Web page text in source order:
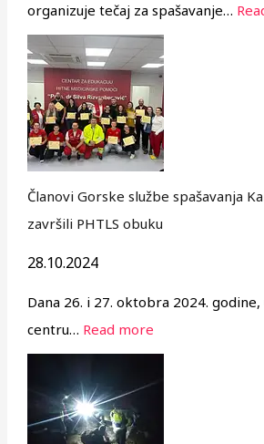
organizuje tečaj za spašavanje…
Članovi Gorske službe spašavanja
završili PHTLS obuku
28.10.2024
Dana 26. i 27. oktobra 2024.
centru… Read more